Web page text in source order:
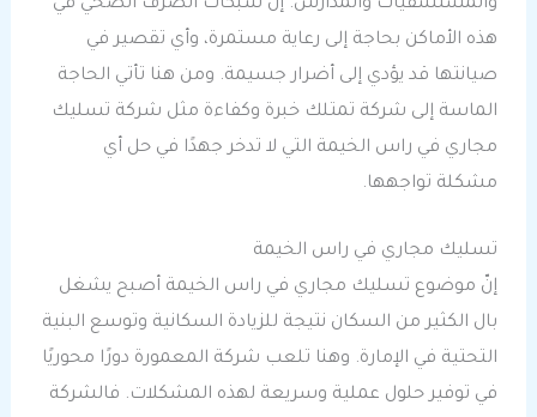
هذه الأماكن بحاجة إلى رعاية مستمرة، وأي تقصير في
صيانتها قد يؤدي إلى أضرار جسيمة. ومن هنا تأتي الحاجة
الماسة إلى شركة تمتلك خبرة وكفاءة مثل شركة تسليك
مجاري في راس الخيمة التي لا تدخر جهدًا في حل أي
مشكلة تواجهها.
تسليك مجاري في راس الخيمة
إنّ موضوع تسليك مجاري في راس الخيمة أصبح يشغل
بال الكثير من السكان نتيجة للزيادة السكانية وتوسع البنية
التحتية في الإمارة. وهنا تلعب شركة المعمورة دورًا محوريًا
في توفير حلول عملية وسريعة لهذه المشكلات. فالشركة